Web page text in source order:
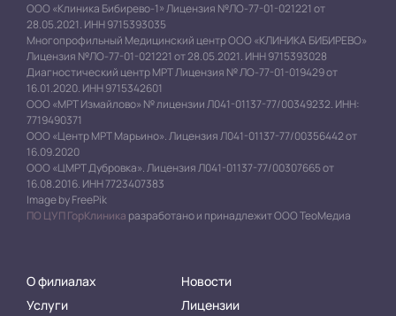
ООО «Клиника Бибирево-1» Лицензия №ЛО-77-01-021221 от
28.05.2021. ИНН 9715393035
Многопрофильный Медицинский центр ООО «КЛИНИКА БИБИРЕВО»
Лицензия №ЛО-77-01-021221 от 28.05.2021. ИНН 9715393028
Диагностический центр МРТ Лицензия № ЛО-77-01-019429 от
16.01.2020. ИНН 9715342601
ООО «МРТ Измайлово» № лицензии Л041-01137-77/00349232. ИНН:
7719490371
ООО «Центр МРТ Марьино». Лицензия Л041-01137-77/00356442 от
16.09.2020
ООО «ЦМРТ Дубровка». Лицензия Л041-01137-77/00307665 от
16.08.2016. ИНН 7723407383
Image by FreePik
ПО ЦУП ГорКлиника разработано и принадлежит ООО ТеоМедиа
О филиалах
Услуги
Новости
Лицензии